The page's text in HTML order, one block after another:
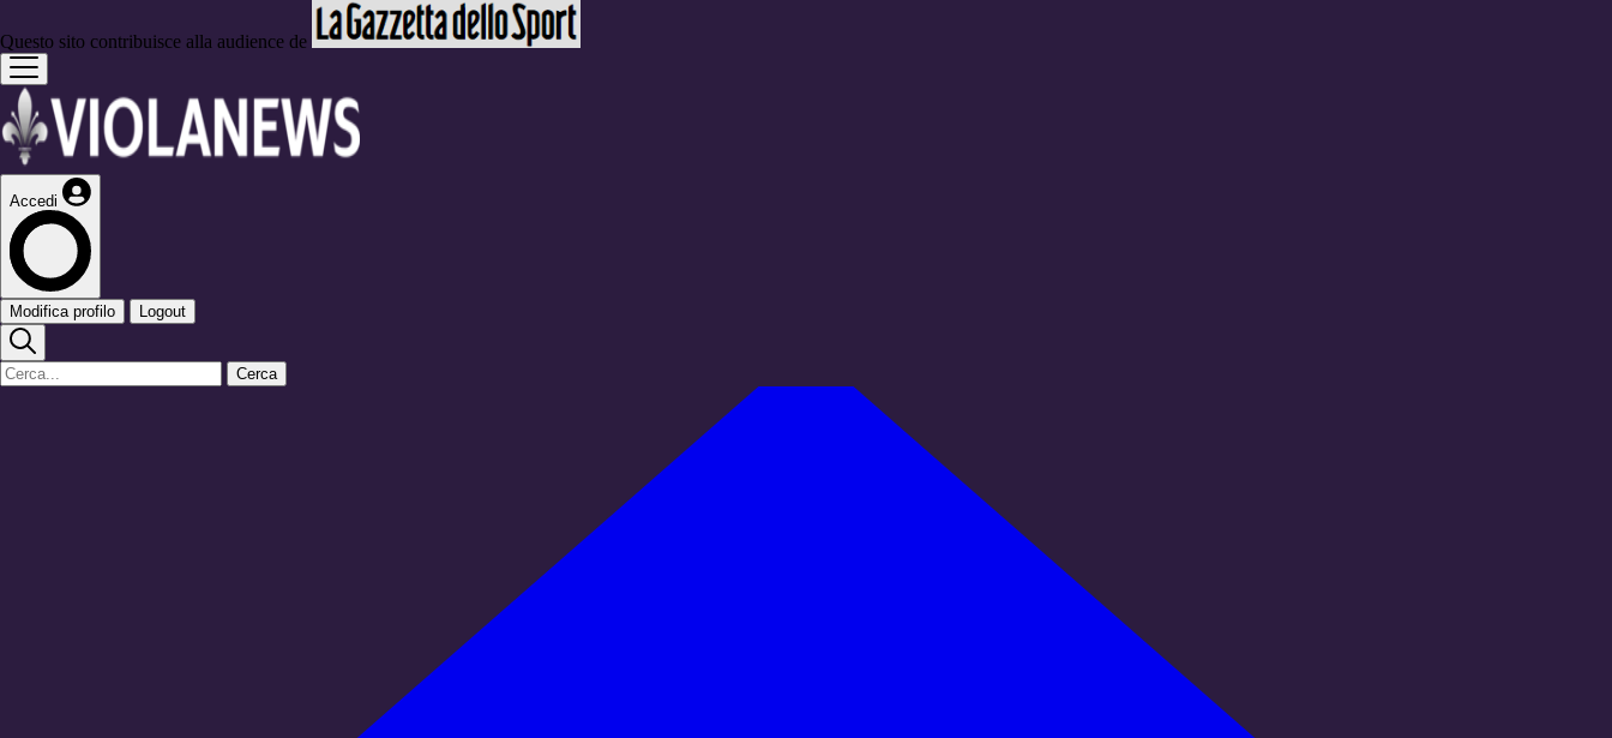
Questo sito contribuisce alla audience de
Accedi
Modifica profilo Logout
Cerca